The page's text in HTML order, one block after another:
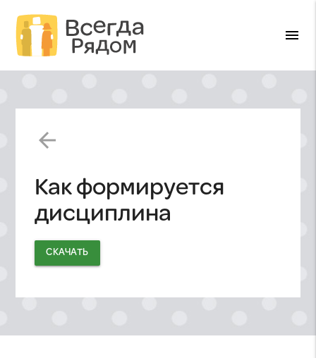
menu
arrow_back
Как формируется
дисциплина
СКАЧАТЬ